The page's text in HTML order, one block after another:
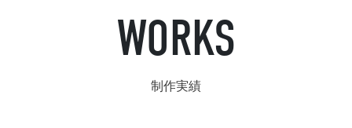
WORKS
制作実績